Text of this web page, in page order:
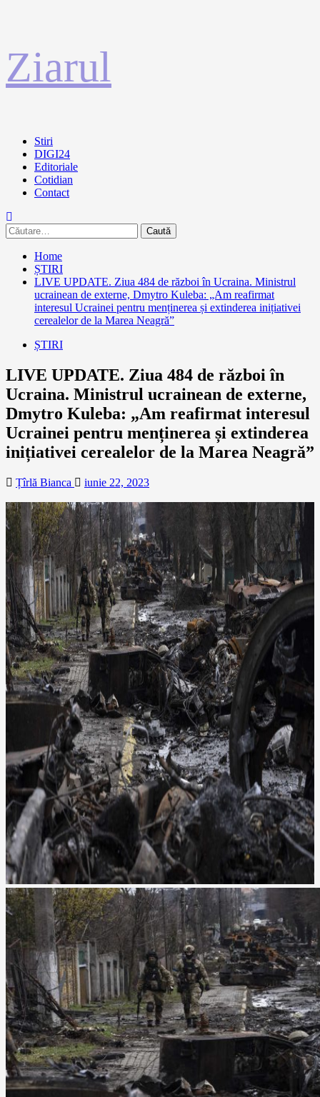
la
conținut
Ziarul
Primary
Menu
Stiri
DIGI24
Editoriale
Cotidian
Contact
Caută
după:
Home
ȘTIRI
LIVE UPDATE. Ziua 484 de război în Ucraina. Ministrul
ucrainean de externe, Dmytro Kuleba: „Am reafirmat
interesul Ucrainei pentru menținerea și extinderea inițiativei
cerealelor de la Marea Neagră”
ȘTIRI
LIVE UPDATE. Ziua 484 de război în
Ucraina. Ministrul ucrainean de externe,
Dmytro Kuleba: „Am reafirmat interesul
Ucrainei pentru menținerea și extinderea
inițiativei cerealelor de la Marea Neagră”
Țîrlă Bianca iunie 22, 2023